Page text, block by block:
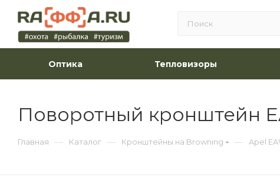
Оптика Тепловизоры
Поворотный кронштейн
Главная — Каталог — Кронштейны на Browning — Apel